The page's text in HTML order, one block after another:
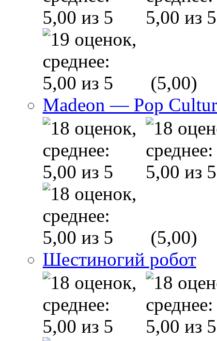
(5,00)
Madeon — Pop
(5,00)
Шестиногий робот